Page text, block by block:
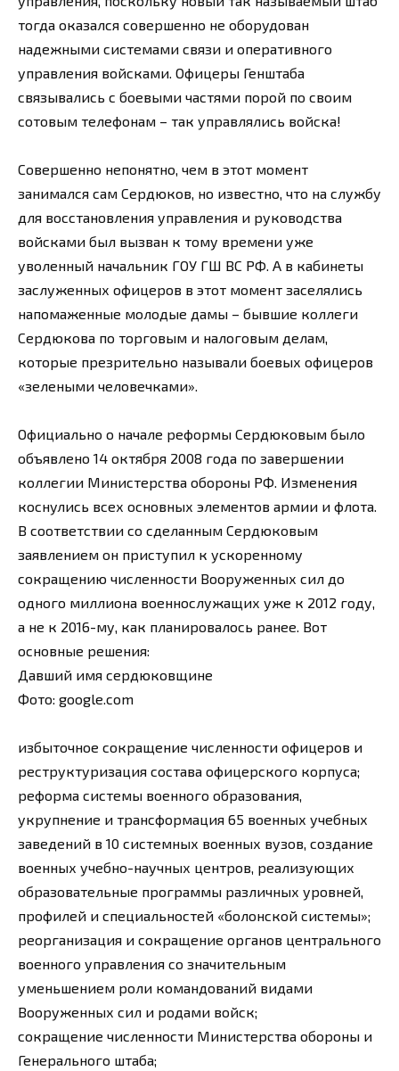
тогда оказался совершенно не оборудован
надежными системами связи и оперативного
управления войсками. Офицеры Генштаба
связывались с боевыми частями порой по своим
сотовым телефонам – так управлялись войска!
Совершенно непонятно, чем в этот момент
занимался сам Сердюков, но известно, что на службу
для восстановления управления и руководства
войсками был вызван к тому времени уже
уволенный начальник ГОУ ГШ ВС РФ. А в кабинеты
заслуженных офицеров в этот момент заселялись
напомаженные молодые дамы – бывшие коллеги
Сердюкова по торговым и налоговым делам,
которые презрительно называли боевых офицеров
«зелеными человечками».
Официально о начале реформы Сердюковым было
объявлено 14 октября 2008 года по завершении
коллегии Министерства обороны РФ. Изменения
коснулись всех основных элементов армии и флота.
В соответствии со сделанным Сердюковым
заявлением он приступил к ускоренному
сокращению численности Вооруженных сил до
одного миллиона военнослужащих уже к 2012 году,
а не к 2016-му, как планировалось ранее. Вот
основные решения:
Давший имя сердюковщине
Фото: google.com
избыточное сокращение численности офицеров и
реструктуризация состава офицерского корпуса;
реформа системы военного образования,
укрупнение и трансформация 65 военных учебных
заведений в 10 системных военных вузов, создание
военных учебно-научных центров, реализующих
образовательные программы различных уровней,
профилей и специальностей «болонской системы»;
реорганизация и сокращение органов центрального
военного управления со значительным
уменьшением роли командований видами
Вооруженных сил и родами войск;
сокращение численности Министерства обороны и
Генерального штаба;